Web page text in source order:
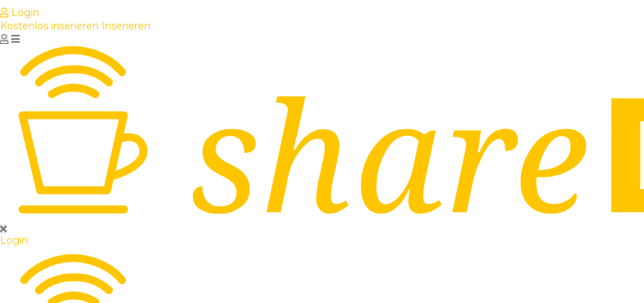
Login
Kostenlos inserieren Inserieren
Login